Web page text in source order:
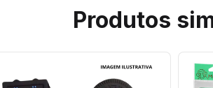
Produtos